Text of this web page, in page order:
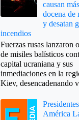
causan
docena de
y desatan
incendios
Fuerzas rusas lanzaron
de misiles balísticos
capital ucraniana y sus
inmediaciones en la
Kiev, desencadenando
América